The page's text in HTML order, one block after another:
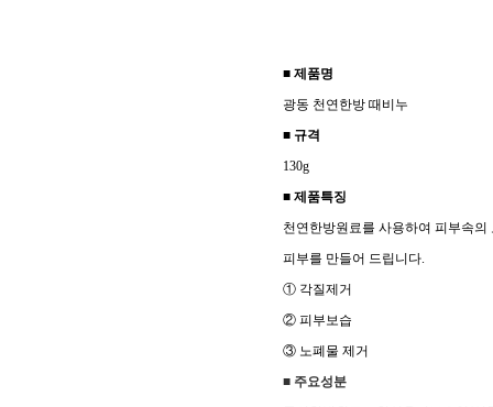
■ 제품명
광동 천연한방 때비누
■ 규격
130g
■ 제품특징
천연한방원료를 사용하여 피부속
피부를 만들어 드립니다.
① 각질제거
② 피부보습
③ 노폐물 제거
■ 주요성분